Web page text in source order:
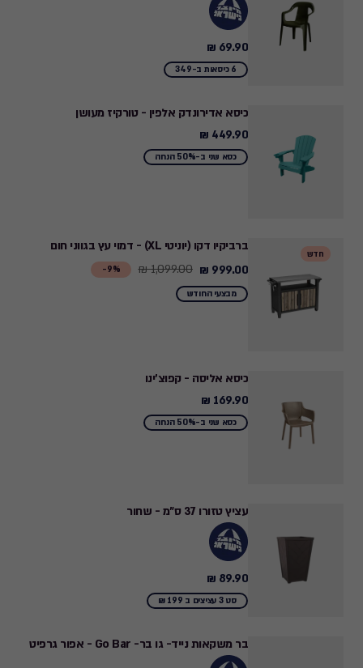
69.90
₪
69.90 ₪
6 כיסאות ב-349
כיסא אדירונדק אלפין - טורקיז מעושן
449.90
₪
449.90 ₪
כסא שני ב-50% הנחה
חדש
ברביקיו דקו (יוניטי XL) - דמוי עץ בגווני חום
9%-
Price
from
999.00 ₪
1,099.00 ₪
מבצעי החודש
כיסא אליסה - קפוצ'ינו
169.90
₪
169.90 ₪
כסא שני ב-50% הנחה
עציץ טזורו 37 ס"מ - שחור
89.90
₪
89.90 ₪
סט 3 עציצים ב 199 ₪
בר משקאות נייד- גו בר- Go Bar - אפור גרפיט